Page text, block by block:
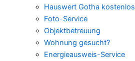
Hauswert Gotha kostenlos
Foto-Service
Objektbetreuung
Wohnung gesucht?
Energieausweis-Service